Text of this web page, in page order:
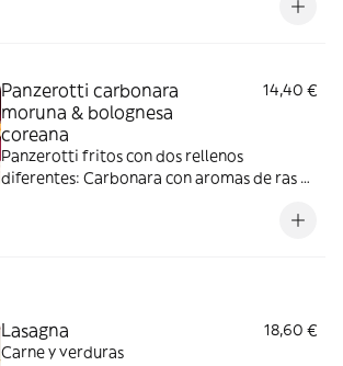
Panzerotti carbonara
moruna & bolognesa
coreana
14,40 €
Panzerotti fritos con dos rellenos
diferentes: Carbonara con aromas de ras el
Lasagna
18,60 €
Carne y verduras